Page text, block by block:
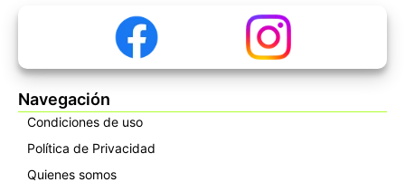
Navegación
Condiciones de uso
Política de Privacidad
Quienes somos